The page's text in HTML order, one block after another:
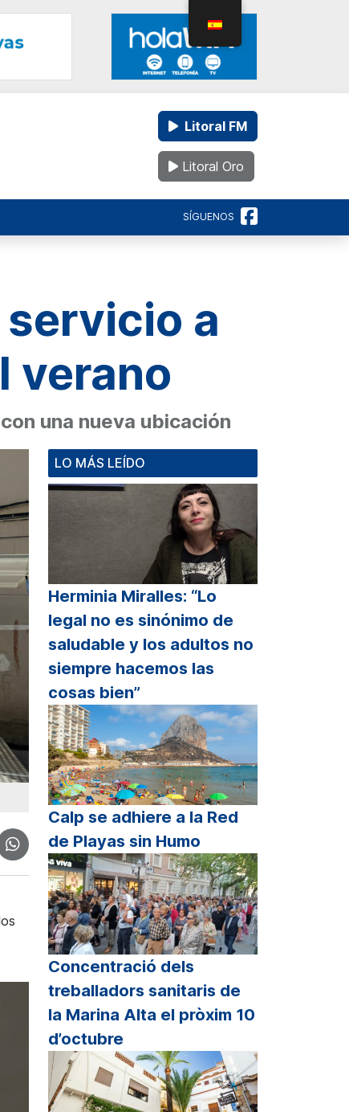
Litoral FM
Litoral Oro
SÍGUENOS
a
verano
una nueva ubicación
LO MÁS LEÍDO
Herminia Miralles: “Lo
legal no es sinónimo de
saludable y los adultos no
siempre hacemos las
cosas bien”
Calp se adhiere a la Red
de Playas sin Humo
Concentració dels
treballadors sanitaris de
la Marina Alta el pròxim 10
d’octubre